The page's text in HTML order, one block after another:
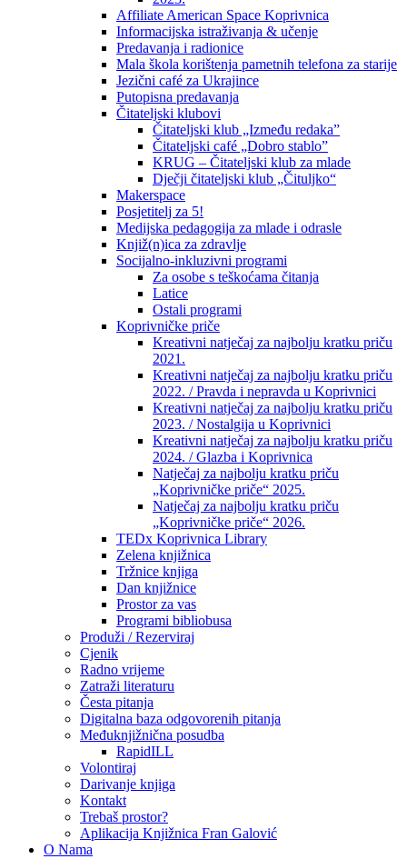
Affiliate American Space Koprivnica
Informacijska istraživanja & učenje
Predavanja i radionice
Mala škola korištenja pametnih telefona za starije
Jezični café za Ukrajince
Putopisna predavanja
Čitateljski klubovi
Čitateljski klub „Između redaka”
Čitateljski café „Dobro stablo”
KRUG – Čitateljski klub za mlade
Dječji čitateljski klub „Čituljko“
Makerspace
Posjetitelj za 5!
Medijska pedagogija za mlade i odrasle
Knjiž(n)ica za zdravlje
Socijalno-inkluzivni programi
Za osobe s teškoćama čitanja
Latice
Ostali programi
Koprivničke priče
Kreativni natječaj za najbolju kratku priču
2021.
Kreativni natječaj za najbolju kratku priču
2022. / Pravda i nepravda u Koprivnici
Kreativni natječaj za najbolju kratku priču
2023. / Nostalgija u Koprivnici
Kreativni natječaj za najbolju kratku priču
2024. / Glazba i Koprivnica
Natječaj za najbolju kratku priču
„Koprivničke priče“ 2025.
Natječaj za najbolju kratku priču
„Koprivničke priče“ 2026.
TEDx Koprivnica Library
Zelena knjižnica
Tržnice knjiga
Dan knjižnice
Prostor za vas
Programi bibliobusa
Produži / Rezerviraj
Cjenik
Radno vrijeme
Zatraži literaturu
Česta pitanja
Digitalna baza odgovorenih pitanja
Međuknjižnična posudba
RapidILL
Volontiraj
Darivanje knjiga
Kontakt
Trebaš prostor?
Aplikacija Knjižnica Fran Galović
O Nama